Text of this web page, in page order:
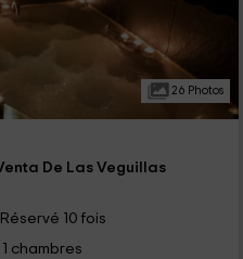
26 Photos
De Las Veguillas
Réservé 10 fois
1 chambres